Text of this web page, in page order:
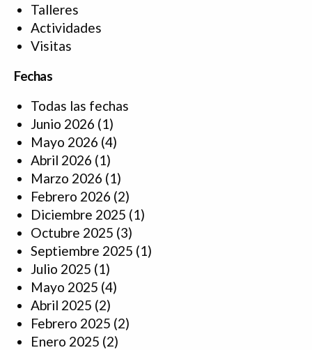
Talleres
Actividades
Visitas
Fechas
Todas las fechas
Junio 2026 (1)
Mayo 2026 (4)
Abril 2026 (1)
Marzo 2026 (1)
Febrero 2026 (2)
Diciembre 2025 (1)
Octubre 2025 (3)
Septiembre 2025 (1)
Julio 2025 (1)
Mayo 2025 (4)
Abril 2025 (2)
Febrero 2025 (2)
Enero 2025 (2)